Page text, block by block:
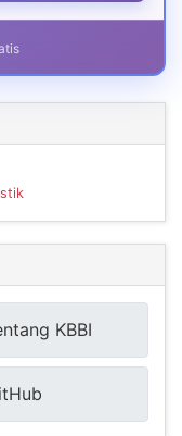
KBBI